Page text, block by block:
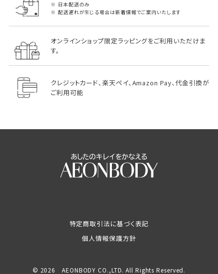
日本配送のみ
配送遅れが生じる場合は新着情報でご案内いたします
オンラインショップ限定ラッピングをご利用いただけま
す。
クレジットカード、楽天ペイ、Amazon Pay、代金引換が
ご利用可能
特定商取引法に基づく表記
個人情報保護方針
© 2026 AEONBODY CO.,LTD. All Rights Reserved.